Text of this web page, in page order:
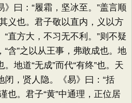
曰：“履霜，坚冰至。”盖言顺
义也。君子敬以直内，义以方
直方大，不习无不利。”则不疑
含”之以从王事，弗敢成也。地
地道“无成”而代“有终”也。天
闭，贤人隐。《易》曰：“括
也。君子“黄”中通理，正位居